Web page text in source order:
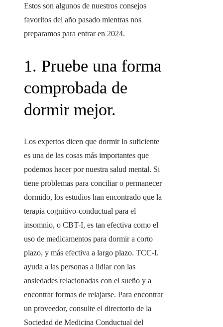
Estos son algunos de nuestros consejos
favoritos del año pasado mientras nos
preparamos para entrar en 2024.
1. Pruebe una forma
comprobada de
dormir mejor.
Los expertos dicen que dormir lo suficiente
es una de las cosas más importantes que
podemos hacer por nuestra salud mental. Si
tiene problemas para conciliar o permanecer
dormido, los estudios han encontrado que la
terapia cognitivo-conductual para el
insomnio, o CBT-I, es tan efectiva como el
uso de medicamentos para dormir a corto
plazo, y más efectiva a largo plazo. TCC-I.
ayuda a las personas a lidiar con las
ansiedades relacionadas con el sueño y a
encontrar formas de relajarse. Para encontrar
un proveedor, consulte el directorio de la
Sociedad de Medicina Conductual del